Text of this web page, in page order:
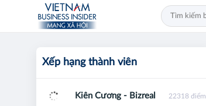
Xếp hạng thành viên
Kiên Cương - Bizreal 22318 điểm